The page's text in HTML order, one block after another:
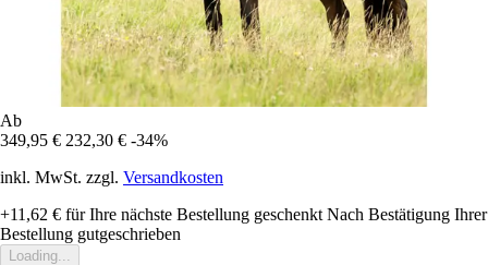
Ab
349,95 € 232,30 € -34%
inkl. MwSt. zzgl. Versandkosten
+11,62 € für Ihre nächste Bestellung geschenkt Nach Bestätigung Ihrer
Bestellung gutgeschrieben
Loading...